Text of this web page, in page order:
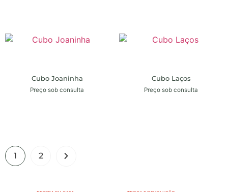
Cubo Joaninha
Preço sob consulta
Cubo Laços
Preço sob consulta
1 2